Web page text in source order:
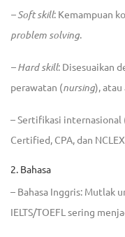
– Soft skill: Kemampuan
problem solving.
– Hard skill: Disesuaikan
perawatan (nursing), atau
– Sertifikasi internasional
Certified, CPA, dan
2. Bahasa
– Bahasa Inggris: Mutlak
IELTS/TOEFL sering